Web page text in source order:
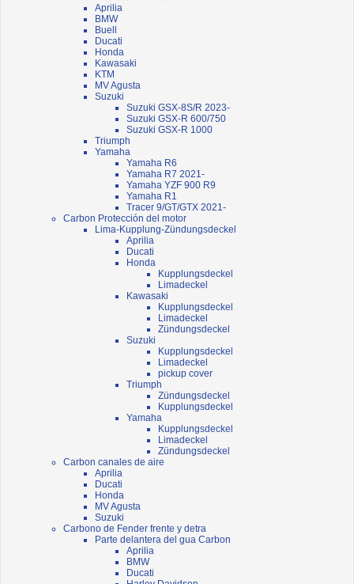
Aprilia
BMW
Buell
Ducati
Honda
Kawasaki
KTM
MV Agusta
Suzuki
Suzuki GSX-8S/R 2023-
Suzuki GSX-R 600/750
Suzuki GSX-R 1000
Triumph
Yamaha
Yamaha R6
Yamaha R7 2021-
Yamaha YZF 900 R9
Yamaha R1
Tracer 9/GT/GTX 2021-
Carbon Protección del motor
Lima-Kupplung-Zündungsdeckel
Aprilia
Ducati
Honda
Kupplungsdeckel
Limadeckel
Kawasaki
Kupplungsdeckel
Limadeckel
Zündungsdeckel
Suzuki
Kupplungsdeckel
Limadeckel
pickup cover
Triumph
Zündungsdeckel
Kupplungsdeckel
Yamaha
Kupplungsdeckel
Limadeckel
Zündungsdeckel
Carbon canales de aire
Aprilia
Ducati
Honda
MV Agusta
Suzuki
Carbono de Fender frente y detra
Parte delantera del gua Carbon
Aprilia
BMW
Ducati